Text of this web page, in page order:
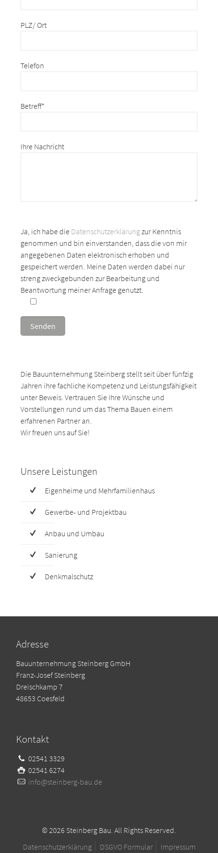
PLZ/ Ort
Telefon
Betreff*
Ihre Nachricht
Ja, ich habe die Datenschutzerklärungzur Kenntnis
genommen und bin einverstanden, dass die von mir
angegebenen Daten elektronisch erhoben und
gespeichert werden. Meine Daten werden dabei nur
streng zweckgebunden zur Bearbeitung und
Beantwortung meiner Anfrage genutzt.
Die Bauunternehmung Steinberg stellt seit über fünfzig
Jahren ihre fachliche Kompetenz und Leistungsfähigkeit
unter Beweis. Vertrauen Sie Ihre Wünsche und
Vorstellungen rund um das Thema Bauen einem
erfahrenen Partner an.
Wir freuen uns auf Sie!
Unsere Leistungen
Eigenheime und Mehrfamilienhaus
Gewerbe- und Projektbau
Anbau und Umbau
Sanierung
Denkmalschutz
Adresse
Bauunternehmung Steinberg GmbH
Franz-Josef Steinberg
Dreischkamp 7
48653 Coesfeld
Kontakt
02541 3329
02541 6274
info@steinberg-bau.de
© 2026 Steinberg Bau. All Rights Reserved.
Datenschutzerklärung
DSGVO Formular Impressum